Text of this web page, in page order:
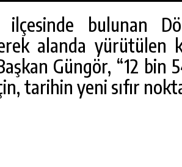
ilçesinde bulunan
alanda yürütülen
Güngör, “12 bin
tarihin yeni sıfır